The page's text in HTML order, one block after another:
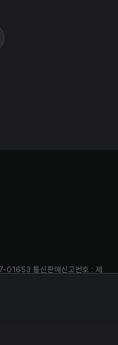
01653 통신판매신고번호 : 제